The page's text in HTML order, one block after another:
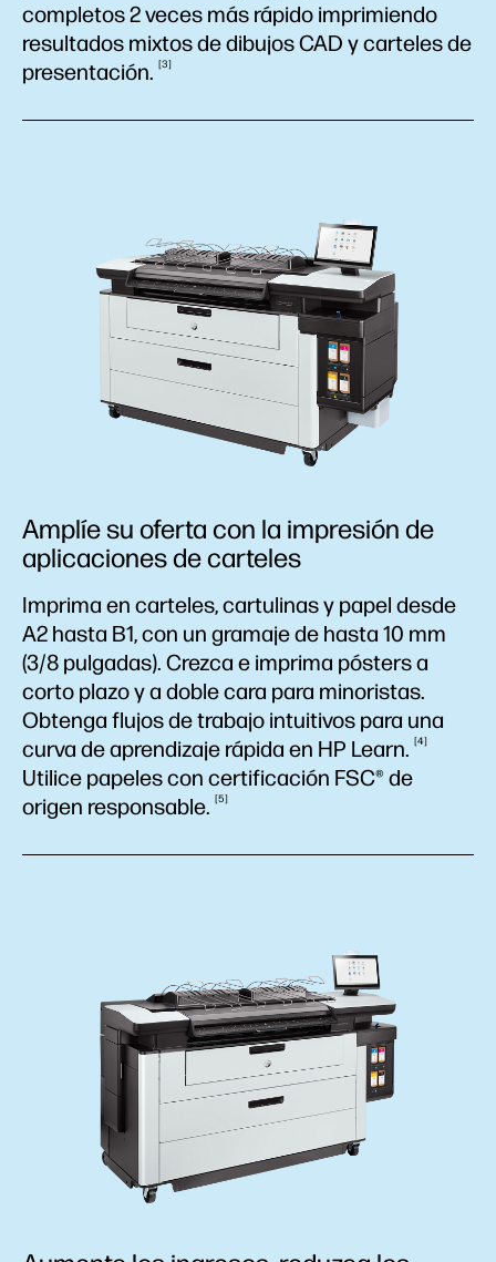
completos 2 veces más rápido imprimiendo
resultados mixtos de dibujos CAD y carteles de
presentación.
3
Amplíe su oferta con la impresión de
aplicaciones de carteles
Imprima en carteles, cartulinas y papel desde
A2 hasta B1, con un gramaje de hasta 10 mm
(3/8 pulgadas). Crezca e imprima pósters a
corto plazo y a doble cara para minoristas.
Obtenga flujos de trabajo intuitivos para una
curva de aprendizaje rápida en HP Learn. 4
Utilice papeles con certificación FSC® de
origen responsable. 5